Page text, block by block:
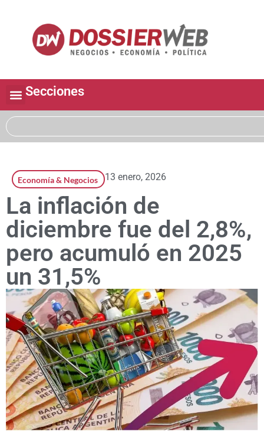
Secciones
Economía & Negocios 13 enero, 2026
La inflación de
diciembre fue del 2,8%,
pero acumuló en 2025
un 31,5%